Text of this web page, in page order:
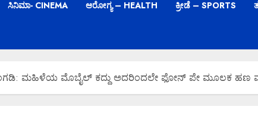
ಸಿನಿಮಾ- CINEMA ಆರೋಗ್ಯ – HEALTH ಕ್ರೀಡೆ – SPORTS
ಮಹಿಳೆಯ ಮೊಬೈಲ್ ಕದ್ದು ಅದರಿಂದಲೇ ಫೋನ್ ಪೇ ಮೂಲಕ ಹಣ